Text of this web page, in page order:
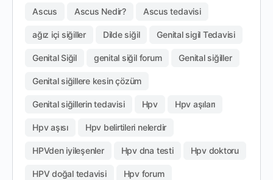
Ascus Ascus Nedir? Ascus tedavisi
ağız içi siğiller Dilde siğil Genital sigil Tedavisi
Genital Siğil genital siğil forum Genital siğiller
Genital siğillere kesin çözüm
Genital siğillerin tedavisi Hpv Hpv aşıları
Hpv aşısı Hpv belirtileri nelerdir
HPVden iyileşenler Hpv dna testi Hpv doktoru
HPV doğal tedavisi Hpv forum